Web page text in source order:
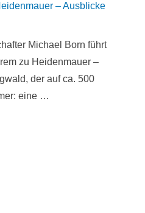
– Ausblicke
Michael Born führt
zu Heidenmauer –
der auf ca. 500
eine …